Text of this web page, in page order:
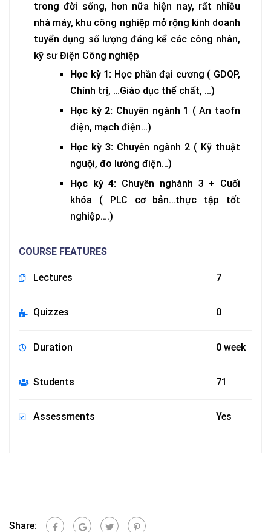
trong đời sống, hơn nữa hiện nay, rất nhiều
nhà máy, khu công nghiệp mở rộng kinh doanh
tuyển dụng số lượng đáng kể các công nhân,
kỹ sư Điện Công nghiệp
Học kỳ 1: Học phần đại cương ( GDQP,
Chính trị, …Giáo dục thể chất, …)
Học kỳ 2: Chuyên ngành 1 ( An taofn
điện, mạch điện…)
Học kỳ 3: Chuyên ngành 2 ( Kỹ thuật
nguội, đo lường điện…)
Học kỳ 4: Chuyên nghành 3 + Cuối
khóa ( PLC cơ bản…thực tập tốt
nghiệp….)
COURSE FEATURES
Lectures 7
Quizzes 0
Duration 0 week
Students 71
Assessments Yes
Share: